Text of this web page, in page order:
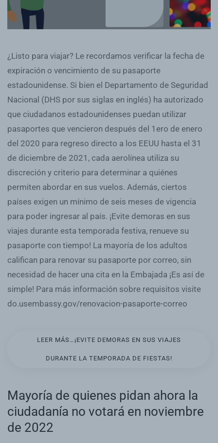
¿Listo para viajar? Le recordamos verificar la fecha de
expiración o vencimiento de su pasaporte
estadounidense. Si bien el Departamento de Seguridad
Nacional (DHS por sus siglas en inglés) ha autorizado
que ciudadanos estadounidenses puedan utilizar
pasaportes que vencieron después del 1ero de enero
del 2020 para regreso directo a los EEUU hasta el 31
de diciembre de 2021, cada aerolínea utiliza su
discreción y criterio para determinar a quiénes
permiten abordar en sus vuelos. Además, ciertos
países exigen un mínimo de seis meses de vigencia
para poder ingresar al país. ¡Evite demoras en sus
viajes durante esta temporada festiva, renueve su
pasaporte con tiempo! La mayoría de los adultos
califican para renovar su pasaporte por correo, sin
necesidad de hacer una cita en la Embajada ¡Es así de
simple! Para más información sobre requisitos visite
do.usembassy.gov/renovacion-pasaporte-correo
LEER MÁS…¡EVITE DEMORAS EN SUS VIAJES
DURANTE LA TEMPORADA DE FIESTAS!
Mayoría de quienes pidan ahora la
ciudadanía no votará en noviembre
de 2022